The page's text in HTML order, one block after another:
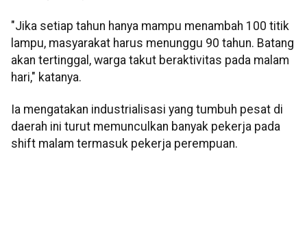
"Jika setiap tahun hanya mampu menambah 100 titik
lampu, masyarakat harus menunggu 90 tahun. Batang
akan tertinggal, warga takut beraktivitas pada malam
hari," katanya.
Ia mengatakan industrialisasi yang tumbuh pesat di
daerah ini turut memunculkan banyak pekerja pada
shift malam termasuk pekerja perempuan.